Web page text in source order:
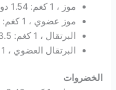
موز ، 1 كغم: 1.54 دولار
موز عضوي ، 1 كغم: 3 دولارات
البرتقال ، 1 كغم: 3.5 دولار
البرتقال العضوي ، 1 كغم: 6.6 دولار
الخضروات